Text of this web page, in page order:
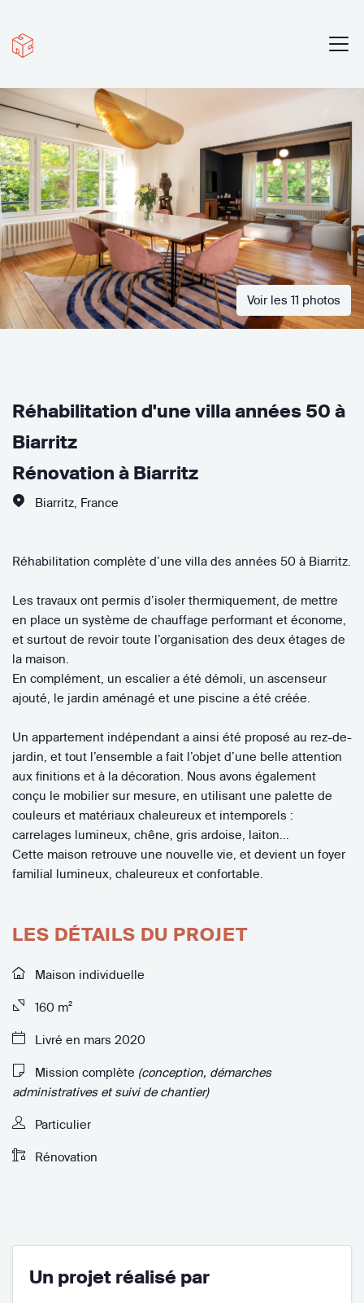
Voir les 11 photos
Réhabilitation d'une villa années 50 à
Biarritz
Rénovation à Biarritz
Biarritz France
Réhabilitation complète d’une villa des années 50 à Biarritz.
Les travaux ont permis d’isoler thermiquement, de mettre
en place un système de chauffage performant et économe,
et surtout de revoir toute l’organisation des deux étages de
la maison.
En complément, un escalier a été démoli, un ascenseur
ajouté, le jardin aménagé et une piscine a été créée.
Un appartement indépendant a ainsi été proposé au rez-de-
jardin, et tout l’ensemble a fait l’objet d’une belle attention
aux finitions et à la décoration. Nous avons également
conçu le mobilier sur mesure, en utilisant une palette de
couleurs et matériaux chaleureux et intemporels :
carrelages lumineux, chêne, gris ardoise, laiton...
Cette maison retrouve une nouvelle vie, et devient un foyer
familial lumineux, chaleureux et confortable.
LES DÉTAILS DU PROJET
Maison individuelle
160 m²
Livré en mars 2020
Mission complète (conception, démarches
administratives et suivi de chantier)
Particulier
Rénovation
Un projet réalisé par